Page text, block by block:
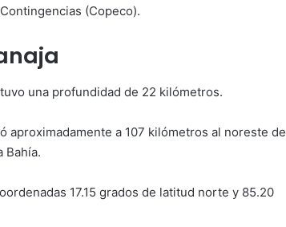
(Copeco).
una profundidad de 22 kilómetros.
aproximadamente a 107 kilómetros al noreste de
Bahía.
17.15 grados de latitud norte y 85.20